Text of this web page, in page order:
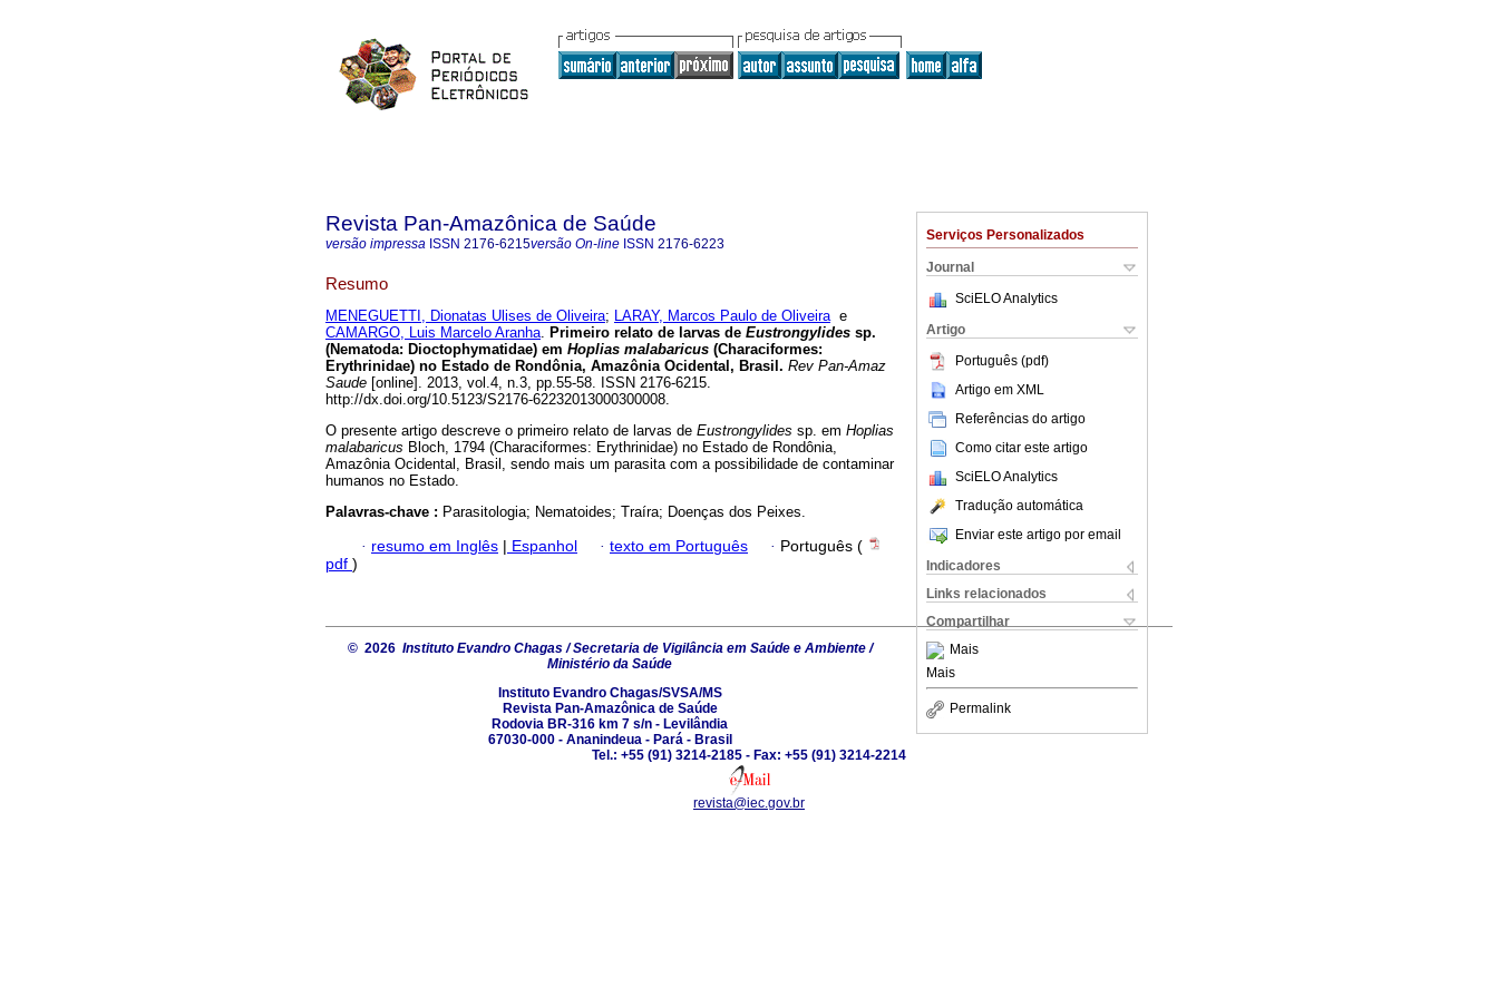
Serviços Personalizados
Journal
SciELO Analytics
Artigo
Português (pdf)
Artigo em XML
Referências do artigo
Como citar este artigo
SciELO Analytics
Tradução automática
Enviar este artigo por email
Indicadores
Links relacionados
Compartilhar
Mais
Mais
Permalink
Revista Pan-Amazônica de Saúde
versão impressa ISSN 2176-6215versão On-line ISSN 2176-6223
Resumo
MENEGUETTI, Dionatas Ulises de Oliveira; LARAY, Marcos Paulo de Oliveirae
CAMARGO, Luis Marcelo Aranha. Primeiro relato de larvas de Eustrongylides sp.
(Nematoda: Dioctophymatidae) em Hoplias malabaricus (Characiformes:
Erythrinidae) no Estado de Rondônia, Amazônia Ocidental, Brasil . Rev Pan-Amaz
Saude [online]. 2013, vol.4, n.3, pp.55-58. ISSN 2176-6215.
http://dx.doi.org/10.5123/S2176-62232013000300008.
O presente artigo descreve o primeiro relato de larvas de Eustrongylides sp. em Hoplias
malabaricus Bloch, 1794 (Characiformes: Erythrinidae) no Estado de Rondônia,
Amazônia Ocidental, Brasil, sendo mais um parasita com a possibilidade de contaminar
humanos no Estado.
Palavras-chave : Parasitologia; Nematoides; Traíra; Doenças dos Peixes.
· resumo em Inglês | Espanhol · texto em Português · Português (
pdf )
© 2026 Instituto Evandro Chagas / Secretaria de Vigilância em Saúde e Ambiente /
Ministério da Saúde
Instituto Evandro Chagas/SVSA/MS
Revista Pan-Amazônica de Saúde
Rodovia BR-316 km 7 s/n - Levilândia
67030-000 - Ananindeua - Pará - Brasil
Tel.: +55 (91) 3214-2185 - Fax: +55 (91) 3214-2214
revista@iec.gov.br